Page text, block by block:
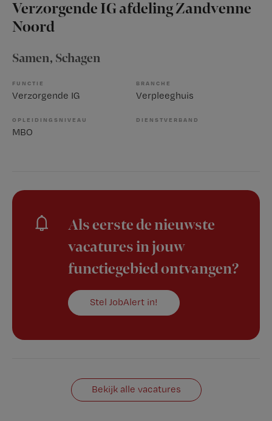
Verzorgende IG afdeling Zandvenne
Noord
Samen, Schagen
FUNCTIE
Verzorgende IG
BRANCHE
Verpleeghuis
OPLEIDINGSNIVEAU
MBO
DIENSTVERBAND
Als eerste de nieuwste
vacatures in jouw
functiegebied ontvangen?
Stel JobAlert in!
Bekijk alle vacatures